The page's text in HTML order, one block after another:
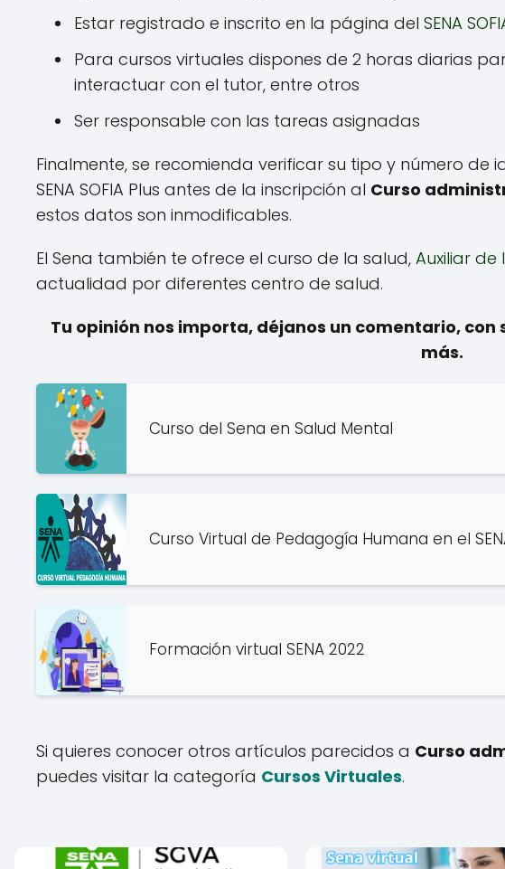
Estar registrado e inscrito en la página del SENA
Para cursos virtuales dispones de 2 horas diarias
interactuar con el tutor, entre otros
Ser responsable con las tareas asignadas
Finalmente, se recomienda verificar su tipo y número
SENA SOFIA Plus antes de la inscripción al Curso
estos datos son inmodificables.
El Sena también te ofrece el curso de la salud, Auxiliar
actualidad por diferentes centro de salud.
Tu opinión nos importa, déjanos un comentario,
más.
Curso del Sena en Salud Mental
Curso Virtual de Pedagogía Humana en el
Formación virtual SENA 2022
Si quieres conocer otros artículos parecidos a Curso
puedes visitar la categoría Cursos Virtuales.